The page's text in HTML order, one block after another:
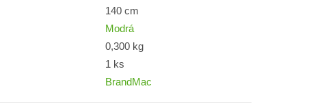
140 cm
Modrá
0,300 kg
1 ks
BrandMac